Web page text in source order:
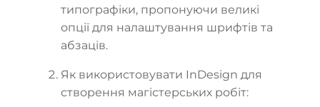
типографіки, пропонуючи великі
опції для налаштування шрифтів та
абзаців.
Як використовувати InDesign для
створення магістерських робіт: